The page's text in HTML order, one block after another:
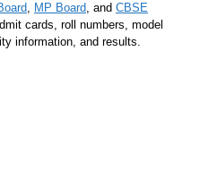
, MP Board, and CBSE
cards, roll numbers, model
information, and results.